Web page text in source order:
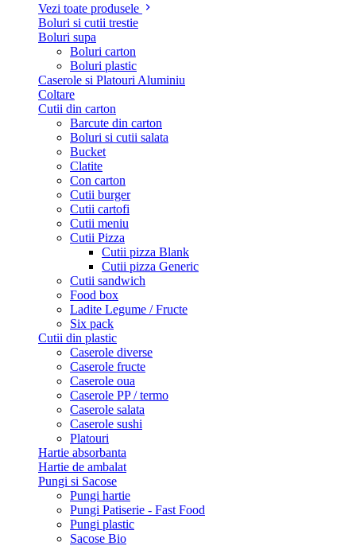
Vezi toate produsele
Boluri si cutii trestie
Boluri supa
Boluri carton
Boluri plastic
Caserole si Platouri Aluminiu
Coltare
Cutii din carton
Barcute din carton
Boluri si cutii salata
Bucket
Clatite
Con carton
Cutii burger
Cutii cartofi
Cutii meniu
Cutii Pizza
Cutii pizza Blank
Cutii pizza Generic
Cutii sandwich
Food box
Ladite Legume / Fructe
Six pack
Cutii din plastic
Caserole diverse
Caserole fructe
Caserole oua
Caserole PP / termo
Caserole salata
Caserole sushi
Platouri
Hartie absorbanta
Hartie de ambalat
Pungi si Sacose
Pungi hartie
Pungi Patiserie - Fast Food
Pungi plastic
Sacose Bio